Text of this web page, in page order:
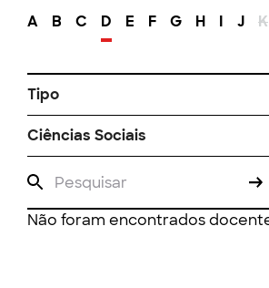
A B C D E F G H I J K
Tipo
Ciências Sociais
Não foram encontrados